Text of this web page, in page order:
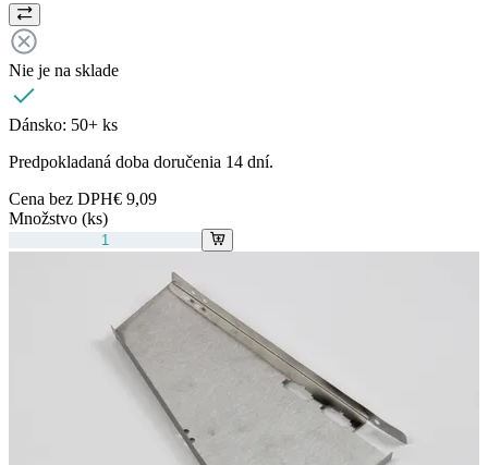
Nie je na sklade
Dánsko: 50+ ks
Predpokladaná doba doručenia 14 dní.
Cena bez DPH€ 9,09
Množstvo (ks)